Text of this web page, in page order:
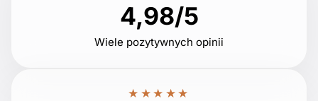
4,98/5
Wiele pozytywnych opinii
★★★★★